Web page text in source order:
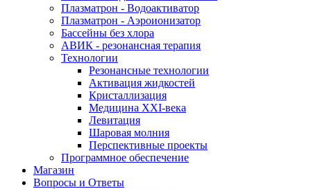
Плазматрон - Водоактиватор
Плазматрон - Аэроионизатор
Бассейны без хлора
АВИК - резонансная терапия
Технологии
Резонансные технологии
Активация жидкостей
Кристаллизация
Медицина XXI-века
Левитация
Шаровая молния
Перспективные проекты
Программное обеспечение
Магазин
Вопросы и Ответы